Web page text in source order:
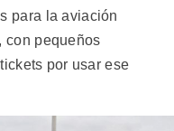
para la aviación
con pequeños
por usar ese